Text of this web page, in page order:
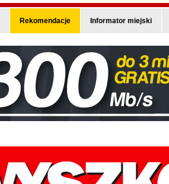
Rekomendacje Informator miejski